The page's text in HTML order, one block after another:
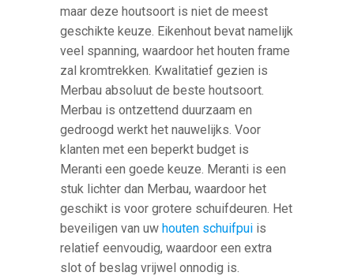
maar deze houtsoort is niet de meest
geschikte keuze. Eikenhout bevat namelijk
veel spanning, waardoor het houten frame
zal kromtrekken. Kwalitatief gezien is
Merbau absoluut de beste houtsoort.
Merbau is ontzettend duurzaam en
gedroogd werkt het nauwelijks. Voor
klanten met een beperkt budget is
Meranti een goede keuze. Meranti is een
stuk lichter dan Merbau, waardoor het
geschikt is voor grotere schuifdeuren. Het
beveiligen van uwhouten schuifpui is
relatief eenvoudig, waardoor een extra
slot of beslag vrijwel onnodig is.